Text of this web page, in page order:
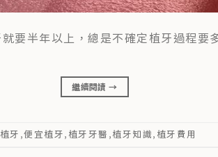
要半年以上，總是不確定植牙過程要
繼續閱讀→
牙 ,便宜植牙, 植牙牙醫 ,植牙知識, 植牙費用